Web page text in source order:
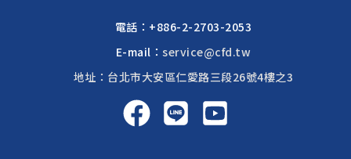
電話： +886-2-2703-2053
E-mail：service@cfd.tw
地址：台北市大安區仁愛路三段26號4樓之3